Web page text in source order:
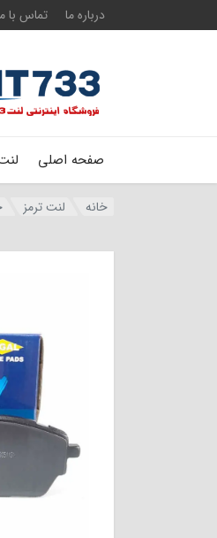
درباره ما تماس با
صفحه اصلی
خانه لنت ترمز